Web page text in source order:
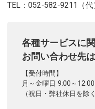
TEL：052-582-9211（代
各種サービスに
お問い合わせ先
【受付時間】
月～金曜日 9:00～
（祝日・弊社休日を除く